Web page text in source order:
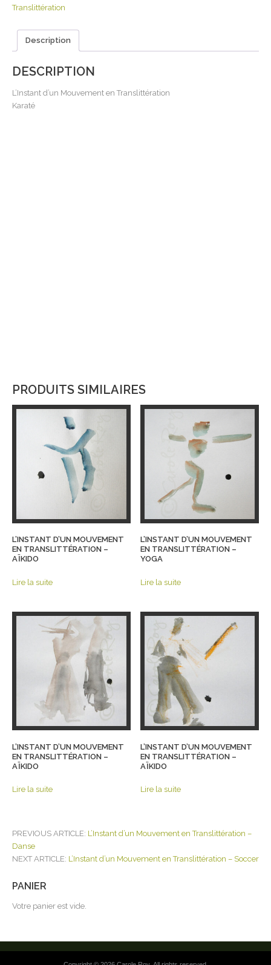
Translittération
Description
DESCRIPTION
L’Instant d’un Mouvement en Translittération
Karaté
PRODUITS SIMILAIRES
L’INSTANT D’UN MOUVEMENT
EN TRANSLITTÉRATION –
AÏKIDO
Lire la suite
L’INSTANT D’UN MOUVEMENT
EN TRANSLITTÉRATION –
YOGA
Lire la suite
L’INSTANT D’UN MOUVEMENT
EN TRANSLITTÉRATION –
AÏKIDO
Lire la suite
L’INSTANT D’UN MOUVEMENT
EN TRANSLITTÉRATION –
AÏKIDO
Lire la suite
POST
NAVIGATION
PREVIOUS ARTICLE: L’Instant d’un Mouvement en Translittération –
Danse
NEXT ARTICLE: L’Instant d’un Mouvement en Translittération – Soccer
PANIER
Votre panier est vide.